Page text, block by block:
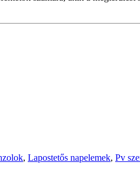
, Lapostetős napelemek, Pv